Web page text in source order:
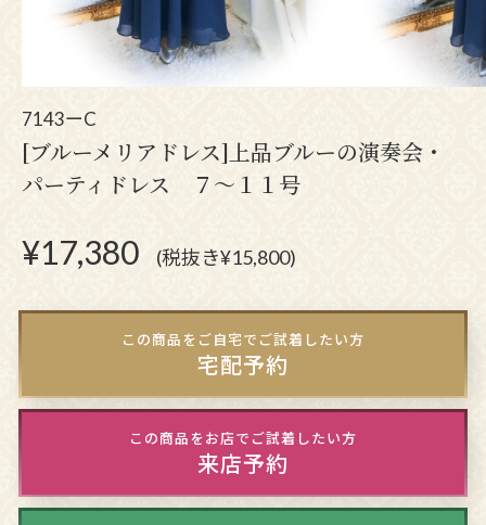
7143ーC
[ブルーメリアドレス]上品ブルーの演奏会・
パーティドレス ７～１１号
¥17,380 (税抜き¥15,800)
この商品をご自宅でご試着したい方
宅配予約
この商品をお店でご試着したい方
来店予約